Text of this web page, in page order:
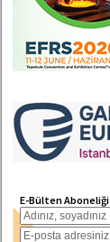
E-Bülten Aboneliği